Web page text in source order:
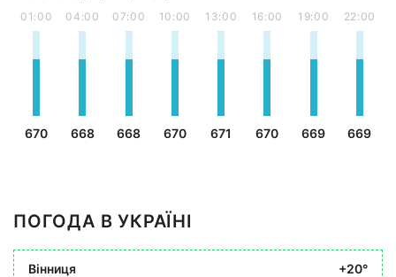
01:00
670
04:00
668
07:00
668
10:00
670
13:00
671
16:00
670
19:00
669
22:00
669
ПОГОДА В УКРАЇНІ
Вінниця +20°